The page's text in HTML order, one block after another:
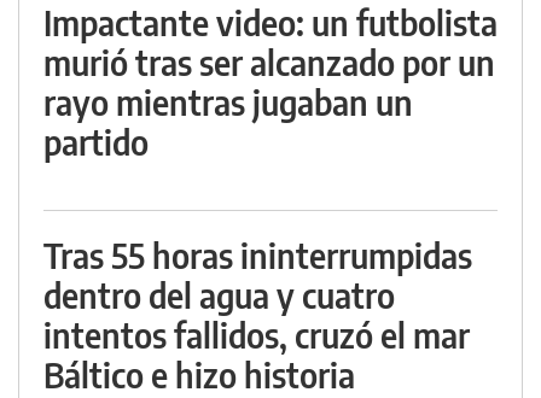
Impactante video: un futbolista
murió tras ser alcanzado por un
rayo mientras jugaban un
partido
Tras 55 horas ininterrumpidas
dentro del agua y cuatro
intentos fallidos, cruzó el mar
Báltico e hizo historia